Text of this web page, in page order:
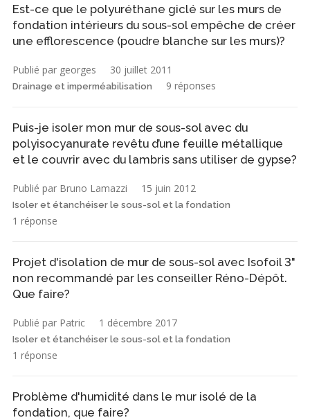
Est-ce que le polyuréthane giclé sur les murs de
fondation intérieurs du sous-sol empêche de créer
une efflorescence (poudre blanche sur les murs)?
Publié par georges 30 juillet 2011
Drainage et imperméabilisation 9 réponses
Puis-je isoler mon mur de sous-sol avec du
polyisocyanurate revêtu d’une feuille métallique
et le couvrir avec du lambris sans utiliser de gypse?
Publié par Bruno Lamazzi 15 juin 2012
Isoler et étanchéiser le sous-sol et la fondation
1 réponse
Projet d'isolation de mur de sous-sol avec Isofoil 3"
non recommandé par les conseiller Réno-Dépôt.
Que faire?
Publié par Patric 1 décembre 2017
Isoler et étanchéiser le sous-sol et la fondation
1 réponse
Problème d'humidité dans le mur isolé de la
fondation, que faire?